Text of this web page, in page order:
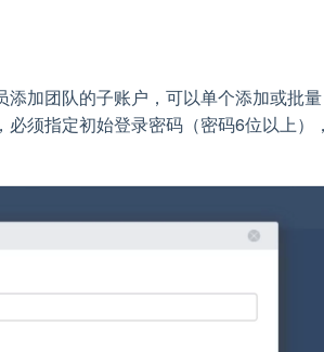
加团队的子账户，可以单个添加或批量
须指定初始登录密码（密码6位以上）